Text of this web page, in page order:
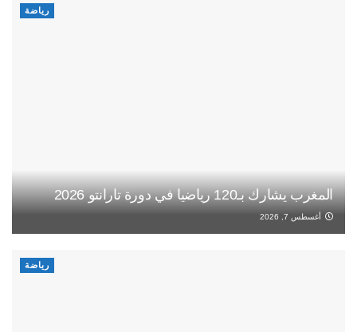
رياضة
المغرب يشارك بـ120 رياضيا في دورة تارانتو 2026
أغسطس 7, 2026
رياضة